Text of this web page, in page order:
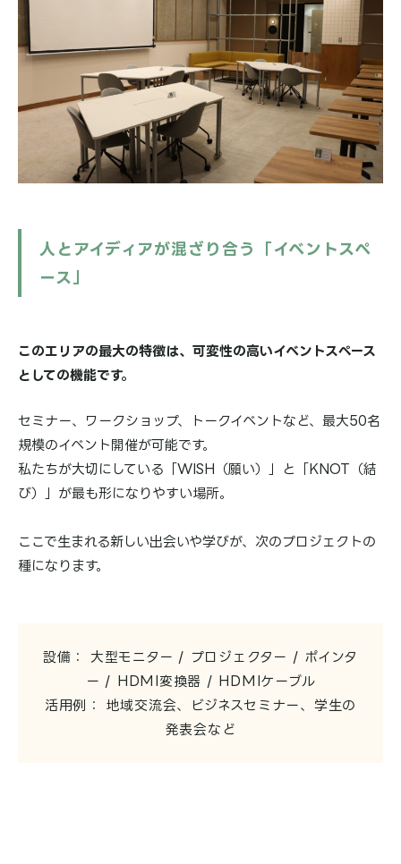
人とアイディアが混ざり合う「イベントスペ
ース」
このエリアの最大の特徴は、可変性の高いイベントスペース
としての機能です。
セミナー、ワークショップ、トークイベントなど、最大50名
規模のイベント開催が可能です。
私たちが大切にしている「WISH（願い）」と「KNOT（結
び）」が最も形になりやすい場所。
ここで生まれる新しい出会いや学びが、次のプロジェクトの
種になります。
設備： 大型モニター / プロジェクター / ポインタ
ー / HDMI変換器 / HDMIケーブル
活用例： 地域交流会、ビジネスセミナー、学生の
発表会など